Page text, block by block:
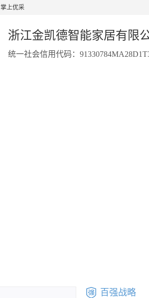
掌上优采
浙江金凯德智能家居有限
统一社会信用代码：
百强战略